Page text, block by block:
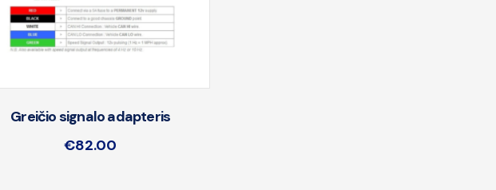
Greičio signalo adapteris
€82.00